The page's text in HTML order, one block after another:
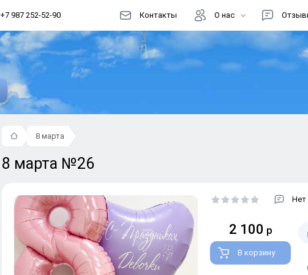
+7 987 252-52-90 Контакты О нас
Документы
8 марта
8 марта №26
Нет
2 100 р
В корзину